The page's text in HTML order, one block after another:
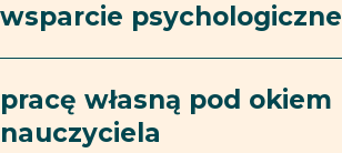
wsparcie psychologiczne
pracę własną pod okiem
nauczyciela